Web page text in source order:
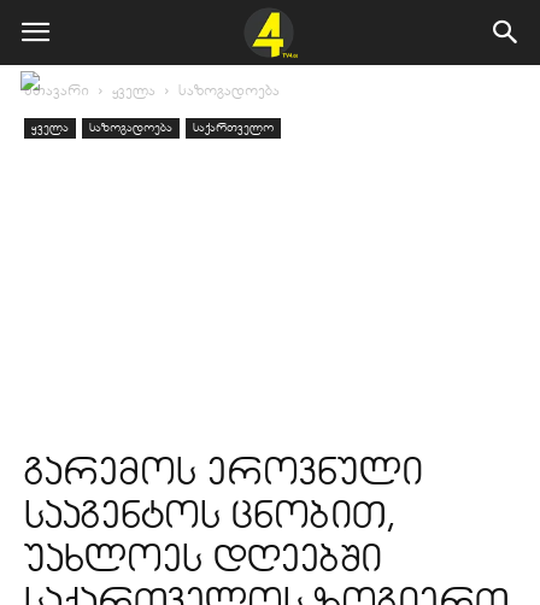
მთავარი ყველა საზოგადოება
ყველა საზოგადოება საქართველო
გარემოს ეროვნული
სააგენტოს ცნობით,
უახლოეს დღეებში